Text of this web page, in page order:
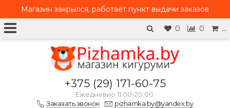
0 0 …
Магазин закрылся, работает пункт выдачи заказов
+375 (29) 171-60-75
Ежедневно 11:00-20:00
Заказать звонок
pizhamka.by@yandex.by